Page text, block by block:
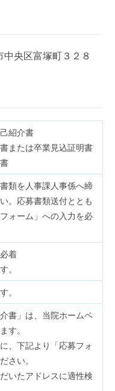
央区富塚町３２８
紹介書
または卒業見込証明書
類を人事課人事係へ締
。応募書類送付ととも
ォーム」への入力を必
着
。
。
書」は、当院ホームペ
す。
、下記より「応募フォ
さい。
いたアドレスに適性検